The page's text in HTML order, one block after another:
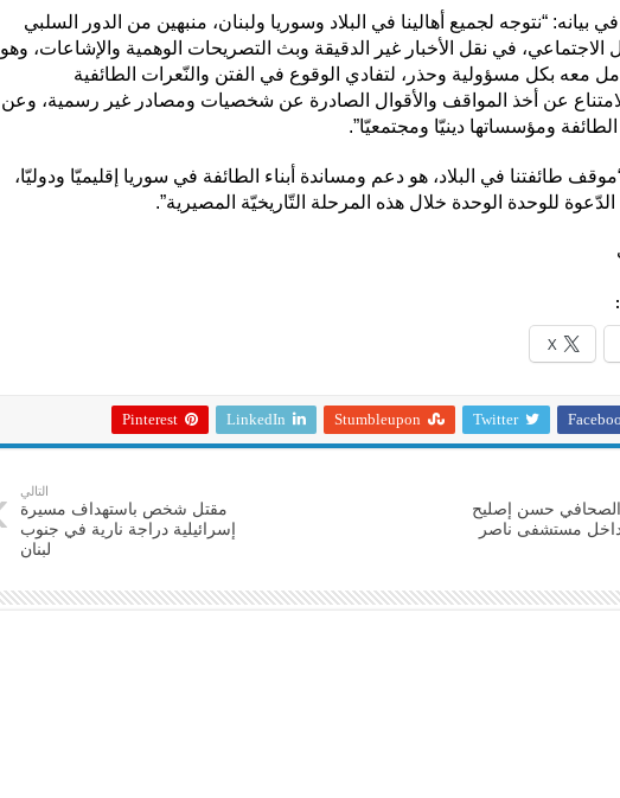
“نتوجه لجميع أهالينا في البلاد وسوريا ولبنان، منبهين من الدور السلبي
الاجتماعي، في نقل الأخبار غير الدقيقة وبث التصريحات الوهمية والإشاعات، وهو
معه بكل مسؤولية وحذر، لتفادي الوقوع في الفتن والنّعرات الطائفية
عن أخذ المواقف والأقوال الصادرة عن شخصيات ومصادر غير رسمية، وعن
الطائفة ومؤسساتها دينيّا ومجتمعيّا”.
طائفتنا في البلاد، هو دعم ومساندة أبناء الطائفة في سوريا إقليميّا ودوليّا،
للوحدة الوحدة خلال هذه المرحلة التّاريخيّة المصيرية”.
X
Twitter
Stumbleupon
LinkedIn
Pinterest
الصحافي حسن إصليح
مستشفى ناصر
التالي
مقتل شخص باستهداف مسيرة
إسرائيلية دراجة نارية في جنوب
لبنان